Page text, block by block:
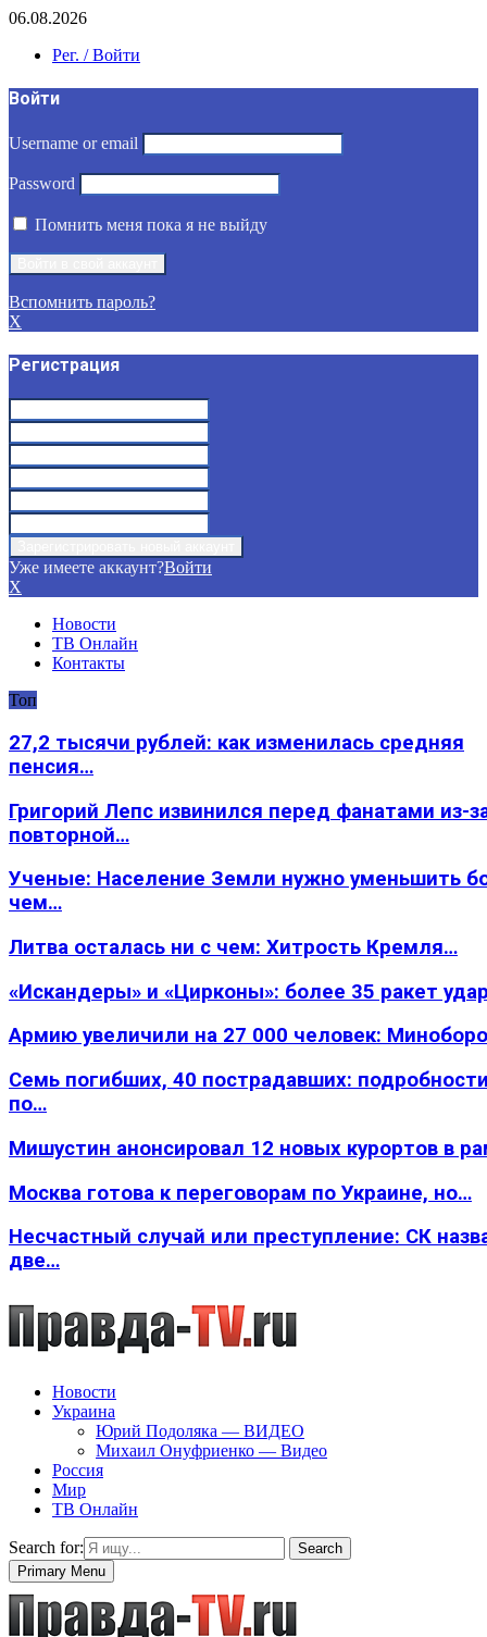
06.08.2026
Рег. / Войти
Войти
Username or email
Password
Помнить меня пока я не выйду
Вспомнить пароль?
X
Регистрация
Уже имеете аккаунт?Войти
X
Новости
ТВ Онлайн
Контакты
Топ
27,2 тысячи рублей: как изменилась средняя
пенсия…
Григорий Лепс извинился перед фанатами из-
повторной…
Ученые: Население Земли нужно уменьшить
чем…
Литва осталась ни с чем: Хитрость Кремля…
«Искандеры» и «Цирконы»: более 35 ракет
Армию увеличили на 27 000 человек:
Семь погибших, 40 пострадавших:
по…
Мишустин анонсировал 12 новых курортов в
Москва готова к переговорам по Украине, но…
Несчастный случай или преступление: СК
две…
Новости
Украина
Юрий Подоляка — ВИДЕО
Михаил Онуфриенко — Видео
Россия
Мир
ТВ Онлайн
Search for:
Search
Primary Menu